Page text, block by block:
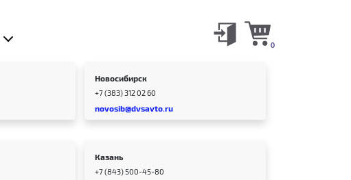
0
Новосибирск
+7 (383) 312 02 60
novosib@dvsavto.ru
Казань
+7 (843) 500-45-80